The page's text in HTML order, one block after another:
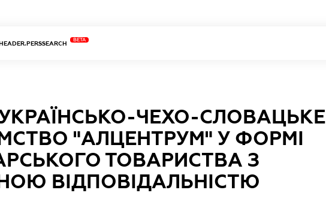
BETA
ЧЕХО-СЛОВАЦЬКЕ
"АЛЦЕНТРУМ" У ФОРМІ
ТОВАРИСТВА З
ВІДПОВІДАЛЬНІСТЮ